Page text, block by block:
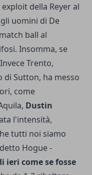
della Reyer al
uomini di De
ball al
Insomma, se
Trento,
di Sutton, ha messo
come
Dustin
l'intensità,
tutti noi siamo
Hogue -
come se fosse